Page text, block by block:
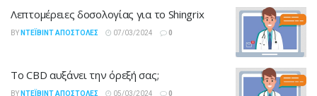
Λεπτομέρειες δοσολογίας για το Shingrix
BY ΝΤΈΙΒΙΝΤ ΑΠΟΣΤΌΛΕΣ 07/03/2024 0
Το CBD αυξάνει την όρεξή σας;
BY ΝΤΈΙΒΙΝΤ ΑΠΟΣΤΌΛΕΣ 05/03/2024 0